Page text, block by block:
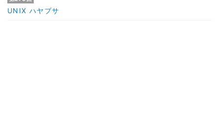
UNIX ハヤブサ